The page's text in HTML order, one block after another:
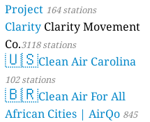
Project 164 stations
Clarity Clarity Movement
Co.3118 stations
🇺🇸Clean Air Carolina
102 stations
🇧🇷Clean Air For All
African Cities | AirQo 845